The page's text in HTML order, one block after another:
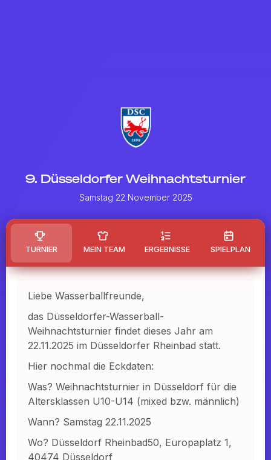
9. Düsseldorfer Weihnachtsturnier
Samstag 22 November 2025
TURNIER MEIN TEAM ERGEBNISSE SPIELPLAN
Liebe Wasserballfreunde,
das Düsseldorfer-Wasserball-
Weihnachtsturnier findet dieses Jahr am
22.11.2025 im Düsseldorfer Rheinbad statt.
Hier nochmal die Eckdaten:
Was? Weihnachtsturnier in Düsseldorf für die
Altersklassen U10-U14 (mixed bzw. männlich)
Wann? Samstag 22.11.2025
Wo? Düsseldorf Rheinbad50, Europaplatz 1,
40474 Düsseldorf